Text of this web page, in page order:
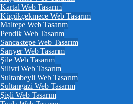
Kartal Web Tasarım
Küçükçekmece Web Tasarım
Maltepe Web Tasarım
Pendik Web Tasarım
Sancaktepe Web Tasarım
Sarıyer Web Tasarım
Şile Web Tasarım
Silivri Web Tasarım
Sultanbeyli Web Tasarım
Sultangazi Web Tasarım
Şişli Web Tasarım